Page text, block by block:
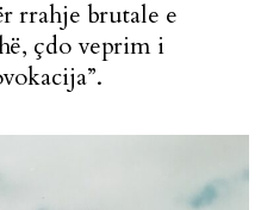
rrahje brutale e
çdo veprim i